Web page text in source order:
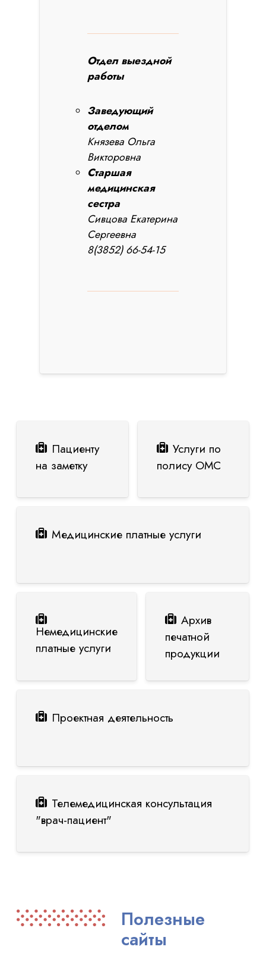
Отдел выездной
работы
Заведующий
отделом
Князева Ольга
Викторовна
Старшая
медицинская
сестра
Сивцова Екатерина
Сергеевна
8(3852) 66-54-15
Пациенту
на заметку
Услуги по
полису ОМС
Медицинские платные услуги
Немедицинские
платные услуги
Архив
печатной
продукции
Проектная деятельность
Телемедицинская консультация
"врач-пациент"
Полезные
сайты